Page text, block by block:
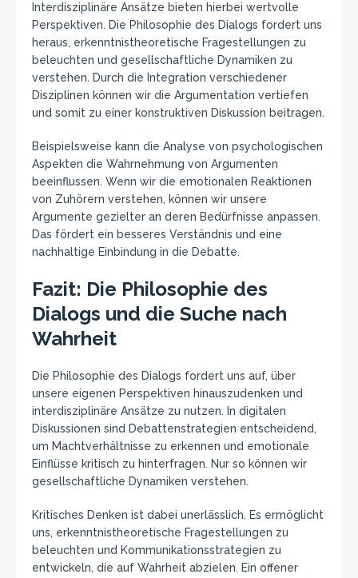
Interdisziplinäre Ansätze bieten hierbei wertvolle
Perspektiven. Die Philosophie des Dialogs fordert uns
heraus, erkenntnistheoretische Fragestellungen zu
beleuchten und gesellschaftliche Dynamiken zu
verstehen. Durch die Integration verschiedener
Disziplinen können wir die Argumentation vertiefen
und somit zu einer konstruktiven Diskussion beitragen.
Beispielsweise kann die Analyse von psychologischen
Aspekten die Wahrnehmung von Argumenten
beeinflussen. Wenn wir die emotionalen Reaktionen
von Zuhörern verstehen, können wir unsere
Argumente gezielter an deren Bedürfnisse anpassen.
Das fördert ein besseres Verständnis und eine
nachhaltige Einbindung in die Debatte.
Fazit: Die Philosophie des
Dialogs und die Suche nach
Wahrheit
Die Philosophie des Dialogs fordert uns auf, über
unsere eigenen Perspektiven hinauszudenken und
interdisziplinäre Ansätze zu nutzen. In digitalen
Diskussionen sind Debattenstrategien entscheidend,
um Machtverhältnisse zu erkennen und emotionale
Einflüsse kritisch zu hinterfragen. Nur so können wir
gesellschaftliche Dynamiken verstehen.
Kritisches Denken ist dabei unerlässlich. Es ermöglicht
uns, erkenntnistheoretische Fragestellungen zu
beleuchten und Kommunikationsstrategien zu
entwickeln, die auf Wahrheit abzielen. Ein offener